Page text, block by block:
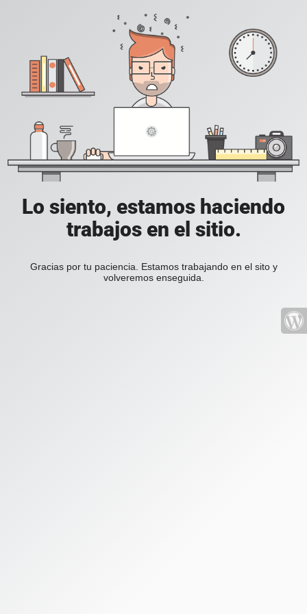
Lo siento, estamos haciendo
trabajos en el sitio.
Gracias por tu paciencia. Estamos trabajando en el sito y
volveremos enseguida.